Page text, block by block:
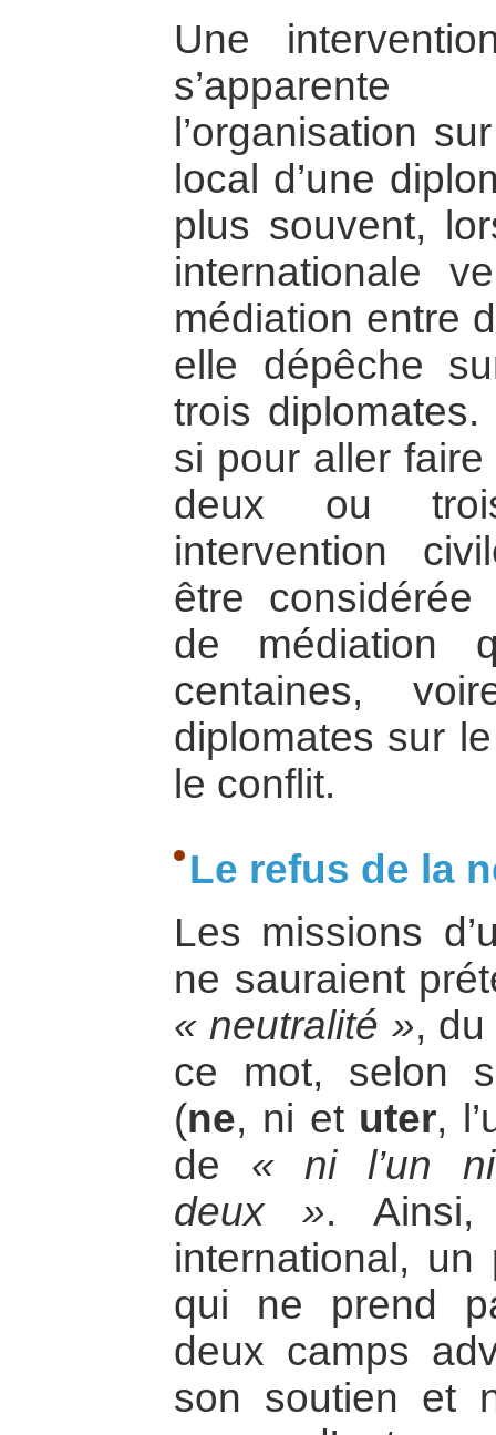
Une
l’organisation
local d’une
plus souvent,
internationale
médiation entre
elle dépêche
trois diplomates.
si pour aller
deux ou
intervention
être
de médiation
centaines,
diplomates sur
le conflit.
Le refus de la
Les missions
ne sauraient
« neutralité », du
ce mot, selon
(ne, ni et uter,
de « ni l’un
deux ».
international,
qui ne prend
deux camps
son soutien et